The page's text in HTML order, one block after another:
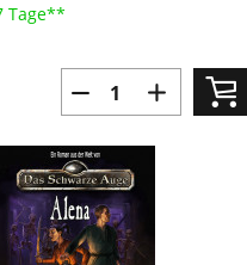
Tage**